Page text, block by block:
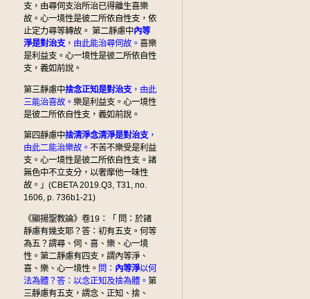
支，由尋伺支治所治已得離生喜樂
故。心一境性是彼二所依自性支，依
止定力尋等轉故。 第二靜慮中內等
淨是對治支，由此能治尋伺故。 喜樂
是利益支。心一境性是彼二所依自性
支，義如前說。
第三靜慮中捨念正知是對治支，由此
三能治喜故。 樂是利益支。心一境性
是彼二所依自性支，義如前說。
第四靜慮中捨清淨念清淨是對治支，
由此二能治樂故。 不苦不樂受是利益
支。心一境性是彼二所依自性支。諸
無色中不立支分，以奢摩他一味性
故。」(CBETA 2019.Q3, T31, no.
1606, p. 736b1-21)
《顯揚聖教論》卷19：「 問：於諸
靜慮有幾支耶？答：初有五支。何等
為五？謂尋、伺、喜、樂、心一境
性。第二靜慮有四支，謂內等淨、
喜、樂、心一境性。 問： 內等淨以何
法為體？答：以念正知及捨為體。 第
三靜慮有五支，謂念、正知、捨、